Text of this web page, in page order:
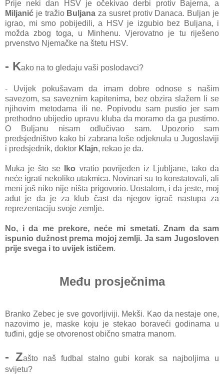
Prije neki dan HSV je očekivao derbi protiv Bajerna, a
Miljanić je tražio Buljana za susret protiv Danaca. Buljan je
igrao, mi smo pobijedili, a HSV je izgubio bez Buljana, i
možda zbog toga, u Minhenu. Vjerovatno je tu riješeno
prvenstvo Njemačke na štetu HSV.
- Kako na to gledaju vaši poslodavci?
- Uvijek pokušavam da imam dobre odnose s našim
savezom, sa saveznim kapitenima, bez obzira slažem li se
njihovim metodama ili ne. Popivodu sam pustio jer sam
prethodno ubijedio upravu kluba da moramo da ga pustimo.
O Buljanu nisam odlučivao sam. Upozorio sam
predsjedništvo kako bi zabrana loše odjeknula u Jugoslaviji
i predsjednik, doktor Klajn, rekao je da.
Muka je što se Iko vratio povrijeđen iz Ljubljane, tako da
neće igrati nekoliko utakmica. Novinari su to konstatovali, ali
meni još niko nije ništa prigovorio. Uostalom, i da jeste, moj
adut je da je za klub čast da njegov igrač nastupa za
reprezentaciju svoje zemlje.
No, i da me prekore, neće mi smetati. Znam da sam
ispunio dužnost prema mojoj zemlji. Ja sam Jugosloven
prije svega i to uvijek ističem.
Među prosječnima
Branko Zebec je sve govorljiviji. Mekši. Kao da nestaje one,
nazovimo je, maske koju je stekao boraveći godinama u
tuđini, gdje se otvorenost obično smatra manom.
- Zašto naš fudbal stalno gubi korak sa najboljima u
svijetu?